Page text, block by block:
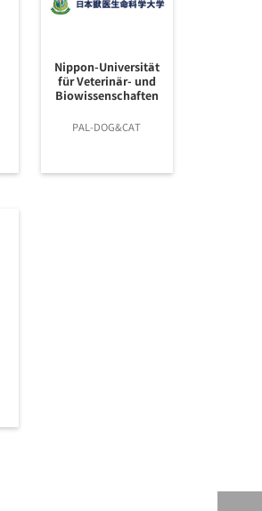
Nippon-Universität
für Veterinär- und
Biowissenschaften
PAL-DOG&CAT